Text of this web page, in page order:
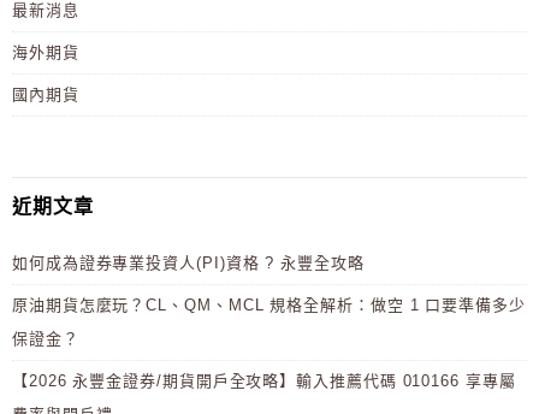
最新消息
海外期貨
國內期貨
近期文章
如何成為證券專業投資人(PI)資格 ? 永豐全攻略
原油期貨怎麼玩？CL、QM、MCL 規格全解析：做空 1 口要準備多少
保證金？
【2026 永豐金證券/期貨開戶全攻略】輸入推薦代碼 010166 享專屬